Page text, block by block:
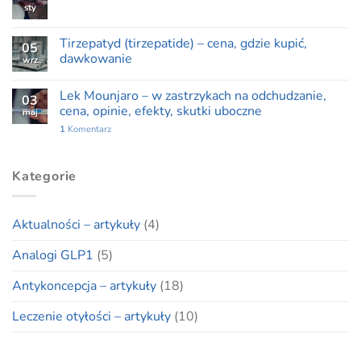
sty
05
wrz
Tirzepatyd (tirzepatide) – cena, gdzie kupić,
dawkowanie
03
maj
Lek Mounjaro – w zastrzykach na odchudzanie,
cena, opinie, efekty, skutki uboczne
1 Komentarz
Kategorie
Aktualności – artykuły (4)
Analogi GLP1 (5)
Antykoncepcja – artykuły (18)
Leczenie otyłości – artykuły (10)